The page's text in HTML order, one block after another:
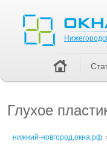
Глухое
нижний-новгород.окна.рф